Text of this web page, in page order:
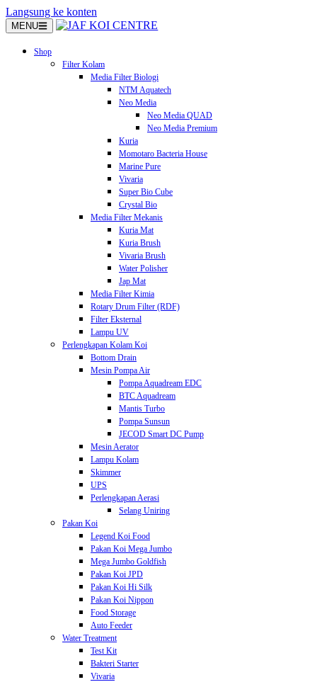
Langsung ke konten
MENU
Shop
Filter Kolam
Media Filter Biologi
NTM Aquatech
Neo Media
Neo Media QUAD
Neo Media Premium
Kuria
Momotaro Bacteria House
Marine Pure
Vivaria
Super Bio Cube
Crystal Bio
Media Filter Mekanis
Kuria Mat
Kuria Brush
Vivaria Brush
Water Polisher
Jap Mat
Media Filter Kimia
Rotary Drum Filter (RDF)
Filter Eksternal
Lampu UV
Perlengkapan Kolam Koi
Bottom Drain
Mesin Pompa Air
Pompa Aquadream EDC
BTC Aquadream
Mantis Turbo
Pompa Sunsun
JECOD Smart DC Pump
Mesin Aerator
Lampu Kolam
Skimmer
UPS
Perlengkapan Aerasi
Selang Uniring
Pakan Koi
Legend Koi Food
Pakan Koi Mega Jumbo
Mega Jumbo Goldfish
Pakan Koi JPD
Pakan Koi Hi Silk
Pakan Koi Nippon
Food Storage
Auto Feeder
Water Treatment
Test Kit
Bakteri Starter
Vivaria